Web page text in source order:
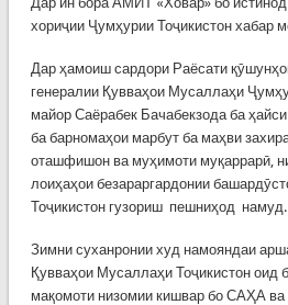
хориҷии Ҷумҳурии Тоҷикистон хабар
Дар ҳамоиш сардори Раёсати
генералии Қувваҳои Мусаллаҳи
майор Саёрабек Бачабекзода ба
ба барномаҳои марбут ба маҳви
оташфишон ва муҳимоти муқаррарӣ,
лоиҳаҳои безараргардонии
Тоҷикистон гузориш пешниҳод намуд.
Зимни суханронии худ намояндаи
Қувваҳои Мусаллаҳи Тоҷикистон оид
мақомоти низомии кишвар бо САҲА ва